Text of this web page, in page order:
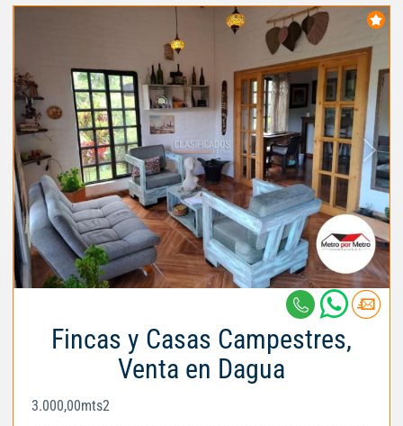
Fincas y Casas Campestres,
Venta en Dagua
3.000,00mts2